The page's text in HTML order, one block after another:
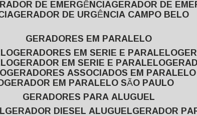
DE EMERGÊNCIA GERADOR DE
GERADOR DE URGÊNCIA CAMPO BELO
GERADORES EM PARALELO
GERADORES EM SERIE E PARALELO
GERADOR EM SERIE E PARALELO
GERADORES ASSOCIADOS EM PARALELO
GERADOR EM PARALELO SÃO PAULO
GERADORES PARA ALUGUEL
GERADOR DIESEL ALUGUEL GERADOR